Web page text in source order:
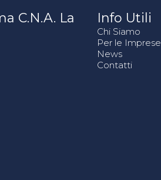
C.N.A. La
Info Utili
Chi Siamo
Per le Imprese
News
Contatti